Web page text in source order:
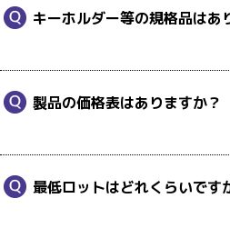
キーホルダー等の規格品はあ
製品の価格表はありますか？
最低ロットはどれくらいです